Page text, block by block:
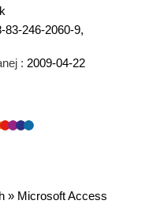
83-246-2060-9,
: 2009-04-22
» Microsoft Access